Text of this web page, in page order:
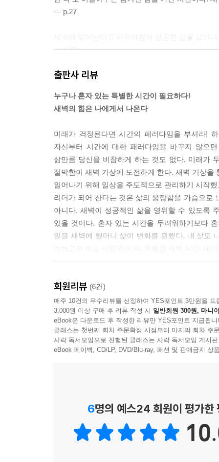
--- p.27
--- p.28
삶의 변화를 일으킨 사람은 새벽에 깨어 있었다.
지 않을까? 그 선물을 받은 이들이 더 나은 변화를
--- p.29
새벽은 지구가 깨어 있는 자들에게 하루 한 번 줄
--- p.30
혼자 있는 새벽을 두려워하지 말자. 이 시간은 내
힘들어하던 나에게 새벽은 선택의 갈림길에서도
--- p.36
“당신이 오늘 1분 먼저 일어난다면, 어제보다 1분
--- p.36
우리는 ‘나’를 희생하며 좋은 부모가 되려고 한다.
임없이 배우고, 실패하더라도 다시 도전하며 성
어느 봄날의 새벽, 내가 마주한 책 한 권, 그 책 속
--- p.47
할 수 있다는 자신감이 바로 새벽 시간에서 얻은
출판사 리뷰
누구나 혼자 있는 특별한 시간이 필요하다!
새벽의 힘은 나에게서 나온다
미래가 걱정된다면 시간의 페러다임을 부셔라!
자신부터 시간에 대한 패러다임을 바꾸지 않으
삶만큼 당신을 비참하게 하는 것도 없다. 미래가
절박함이 새벽 기상에 도전하게 한다. 새벽 기상
일어나기 위해 일상을 주도적으로 관리하기 시작
리더가 되어 산다는 것은 삶의 웅장함을 가슴으로
아니다. 새벽이 성공적인 삶을 영위할 수 있도록
있을 것이다. 혼자 있는 시간을 두려워하기보다
일을 새벽에 했더니 삶이 변화를 원했다. 내 삶도
처음 새벽 기상을 시작했을 때가 생각난다. 나
새벽이었다. 별 기대 없이 시작한 새벽 기상이
정리할 시간을 갖게 된다. ‘나는 누구인가?’란
하루를 의욕적으로 시작하게 하고, 이전과 다른
내가 한 일은 거창한 것이 아니었다. 세수하기, 양
회원리뷰 (6건)
매주 10건의 우수리뷰를 선정하여 YES포인트 3만원을 드
3,000원 이상 구매 후 리뷰 작성 시 일반회원 300원, 마니
eBook은 다운로드 후 작성한 리뷰만 YES포인트 지급됩니
클래스는 첫번째 회차 주문확정 시점부터 마지막 회차 주
사락 독서모임으로 진행된 클래스는 사락 독서모임 게시
eBook 페이백, CD/LP, DVD/Blu-ray, 패션 및 판매금지 상
6명의 예스24 회원이 평가한